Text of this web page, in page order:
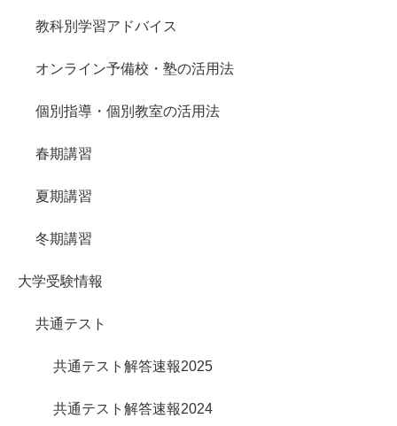
教科別学習アドバイス
オンライン予備校・塾の活用法
個別指導・個別教室の活用法
春期講習
夏期講習
冬期講習
大学受験情報
共通テスト
共通テスト解答速報2025
共通テスト解答速報2024